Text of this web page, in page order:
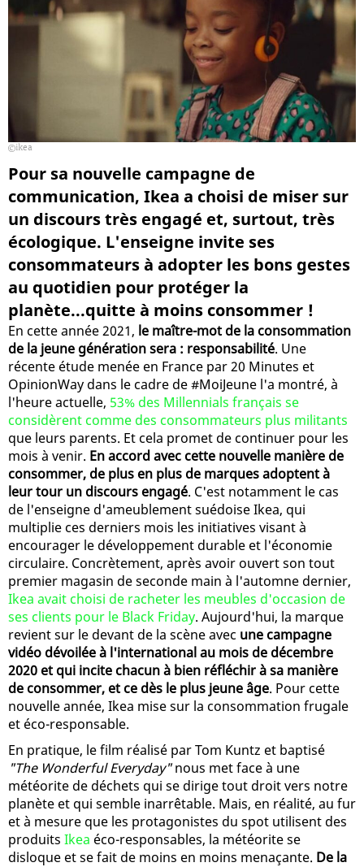
ikea
Pour sa nouvelle campagne de
communication, Ikea a choisi de miser sur
un discours très engagé et, surtout, très
écologique. L'enseigne invite ses
consommateurs à adopter les bons gestes
au quotidien pour protéger la
planète...quitte à moins consommer !
En cette année 2021, le maître-mot de la consommation
de la jeune génération sera : responsabilité. Une
récente étude menée en France par 20 Minutes et
OpinionWay dans le cadre de #MoiJeune l'a montré, à
l'heure actuelle, 53% des Millennials français se
considèrent comme des consommateurs plus militants
que leurs parents. Et cela promet de continuer pour les
mois à venir. En accord avec cette nouvelle manière de
consommer, de plus en plus de marques adoptent à
leur tour un discours engagé. C'est notamment le cas
de l'enseigne d'ameublement suédoise Ikea, qui
multiplie ces derniers mois les initiatives visant à
encourager le développement durable et l'économie
circulaire. Concrètement, après avoir ouvert son tout
premier magasin de seconde main à l'automne dernier,
Ikea avait choisi de racheter les meubles d'occasion de
ses clients pour le Black Friday. Aujourd'hui, la marque
revient sur le devant de la scène avec une campagne
vidéo dévoilée à l'international au mois de décembre
2020 et qui incite chacun à bien réfléchir à sa manière
de consommer, et ce dès le plus jeune âge. Pour cette
nouvelle année, Ikea mise sur la consommation frugale
et éco-responsable.
En pratique, le film réalisé par Tom Kuntz et baptisé
"The Wonderful Everyday"nous met face à une
météorite de déchets qui se dirige tout droit vers notre
planète et qui semble inarrêtable. Mais, en réalité, au fur
et à mesure que les protagonistes du spot utilisent des
produits Ikea éco-responsables, la météorite se
disloque et se fait de moins en moins menaçante. De la